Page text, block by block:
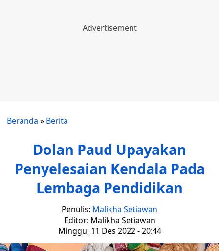
Beranda » Berita
Dolan Paud Upayakan
Penyelesaian Kendala Pada
Lembaga Pendidikan
Penulis: Malikha Setiawan
Editor: Malikha Setiawan
Minggu, 11 Des 2022 - 20:44